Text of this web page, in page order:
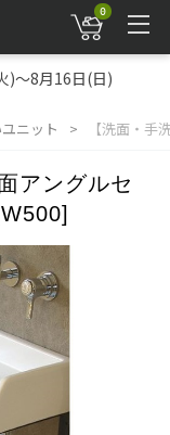
0
)～8月16日(日)
ニット 【洗面・
アングルセ